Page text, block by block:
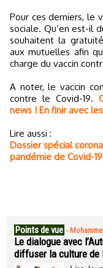
Pour ces derniers, le
sociale. Qu’en est-il
souhaitent la
aux mutuelles afin
charge du vaccin
A noter, le vaccin
contre le Covid-19.
news ! En finir avec
Lire aussi :
Dossier spécial
pandémie de Covid-19
Points de vue -
Le dialogue avec
diffuser la culture de